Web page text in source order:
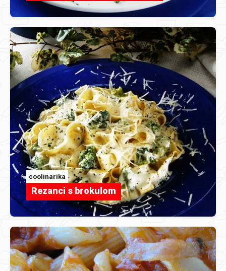
coolinarika
Rezanci s brokulom